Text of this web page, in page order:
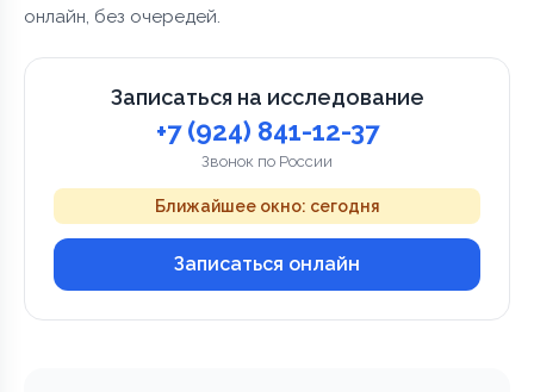
онлайн, без очередей.
Записаться на исследование
+7 (924) 841-12-37
Звонок по России
Ближайшее окно: сегодня
Записаться онлайн